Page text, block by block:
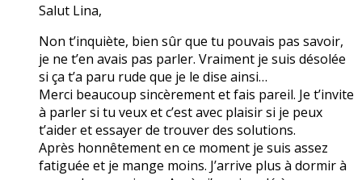
Salut Lina,
Non t’inquiète, bien sûr que tu pouvais pas savoir,
je ne t’en avais pas parler. Vraiment je suis désolée
si ça t’a paru rude que je le dise ainsi…
Merci beaucoup sincèrement et fais pareil. Je t’invite
à parler si tu veux et c’est avec plaisir si je peux
t’aider et essayer de trouver des solutions.
Après honnêtement en ce moment je suis assez
fatiguée et je mange moins. J’arrive plus à dormir à